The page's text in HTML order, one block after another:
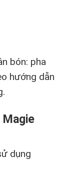
bón: pha
hướng dẫn
Magie
dụng